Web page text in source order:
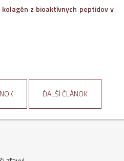
z bioaktívnych peptidov v
ĎALŠÍ ČLÁNOK